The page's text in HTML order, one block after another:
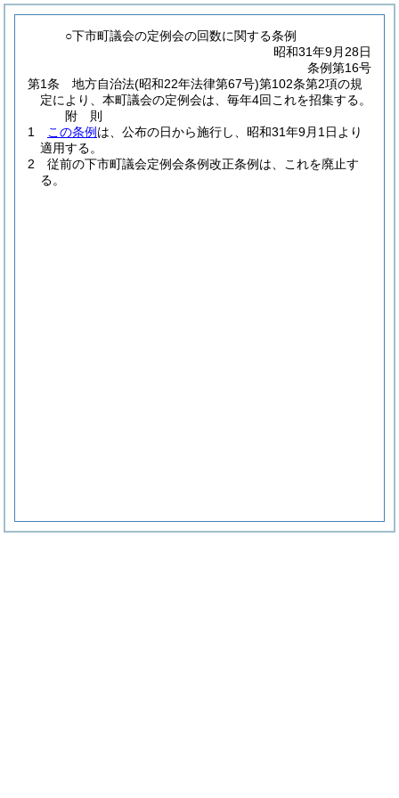
○下市町議会の定例会の回数に関する条例
昭和31年9月28日
条例第16号
第1条
地方自治法(昭和22年法律第67号)第102条第2項の規
定により、本町議会の定例会は、毎年4回これを招集する。
附 則
1
この条例 は、公布の日から施行し、昭和31年9月1日より
適用する。
2
従前の下市町議会定例会条例改正条例は、これを廃止す
る。